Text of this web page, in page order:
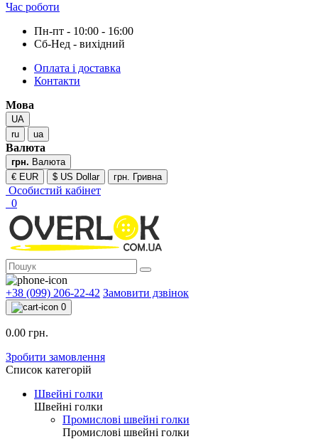
Час роботи
Пн-пт - 10:00 - 16:00
Сб-Нед - вихідний
Оплата і доставка
Контакти
Мова
UA
ru
ua
Валюта
грн. Валюта
€ EUR
$ US Dollar грн. Гривна
Особистий кабінет
0
+38 (099) 206-22-42 Замовити дзвінок
0
0.00 грн.
Зробити замовлення
Список категорій
Швейні голки
Швейні голки
Промислові швейні голки
Промислові швейні голки